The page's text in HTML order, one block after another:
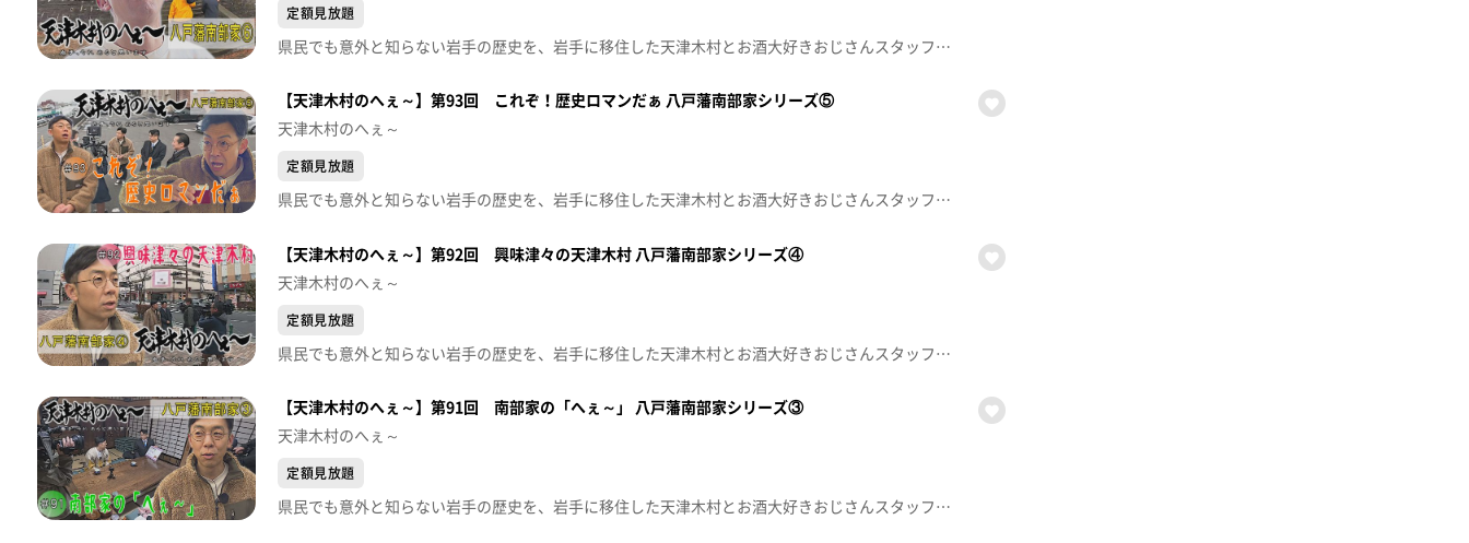
定額見放題
県民でも意外と知らない岩手の歴史を、岩手に移住した天津木村とお酒大好きおじさんスタッフが掘り起こす人情紀行バラエティー！思わず「へぇ～」と言ってしまうこと「あると思います！」※この動画は2024年5月3日に放送した番組をtopo用に再編集したものです。「天津木村のへぇ～ 岩手、それあると思います」毎週金曜日 深夜０時１５分～ 絶賛放送中！！
【天津木村のへぇ～】第93回 これぞ！歴史ロマンだぁ 八戸藩南部家シリーズ⑤
天津木村のへぇ～
定額見放題
県民でも意外と知らない岩手の歴史を、岩手に移住した天津木村とお酒大好きおじさんスタッフが掘り起こす人情紀行バラエティー！思わず「へぇ～」と言ってしまうこと「あると思います！」※この動画は2024年4月26日に放送した番組をtopo用に再編集したものです。「天津木村のへぇ～ 岩手、それあると思います」毎週金曜日 深夜０時１５分～ 絶賛放送中！！
【天津木村のへぇ～】第92回 興味津々の天津木村 八戸藩南部家シリーズ④
天津木村のへぇ～
定額見放題
県民でも意外と知らない岩手の歴史を、岩手に移住した天津木村とお酒大好きおじさんスタッフが掘り起こす人情紀行バラエティー！思わず「へぇ～」と言ってしまうこと「あると思います！」※この動画は2024年4月19日に放送した番組をtopo用に再編集したものです。「天津木村のへぇ～ 岩手、それあると思います」毎週金曜日 深夜０時１５分～ 絶賛放送中！！
【天津木村のへぇ～】第91回 南部家の「へぇ～」 八戸藩南部家シリーズ③
天津木村のへぇ～
定額見放題
県民でも意外と知らない岩手の歴史を、岩手に移住した天津木村とお酒大好きおじさんスタッフが掘り起こす人情紀行バラエティー！思わず「へぇ～」と言ってしまうこと「あると思います！」※この動画は2024年4月12日に放送した番組をtopo用に再編集したものです。「天津木村のへぇ～ 岩手、それあると思います」毎週金曜日 深夜０時１５分～ 絶賛放送中！！